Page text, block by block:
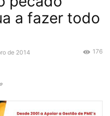
a fazer todo
de 2014 176